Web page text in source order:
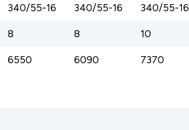
340/55-16 340/55-16 340/55-16
8 8 10
6550 6090 7370